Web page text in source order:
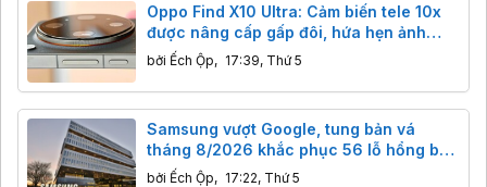
Oppo Find X10 Ultra: Cảm biến tele 10x
được nâng cấp gấp đôi, hứa hẹn ảnh
đêm đột phá
bởi Ếch Ộp, 17:39, Thứ 5
Samsung vượt Google, tung bản vá
tháng 8/2026 khắc phục 56 lỗ hổng bảo
mật trên Galaxy.
bởi Ếch Ộp, 17:22, Thứ 5